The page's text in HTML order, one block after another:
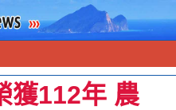
獲112年 農